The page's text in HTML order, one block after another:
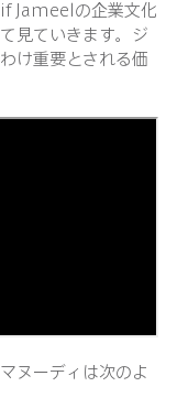
Jameelの企業文化
見ていきます。ジ
け重要とされる価
ヌーディは次のよ